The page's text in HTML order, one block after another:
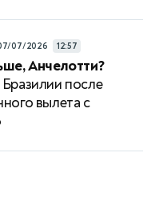
07/2026 12:57
Анчелотти?
после
вылета с